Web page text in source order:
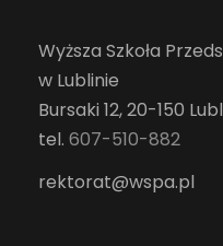
Wyższa Szkoła
w Lublinie
Bursaki 12, 20-150
tel. 607-510-882
rektorat@wspa.pl